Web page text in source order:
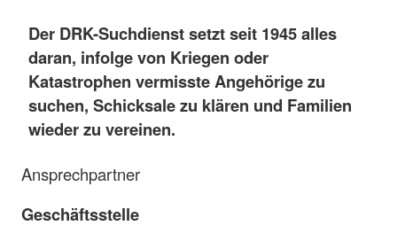
Der DRK-Suchdienst setzt seit 1945 alles
daran, infolge von Kriegen oder
Katastrophen vermisste Angehörige zu
suchen, Schicksale zu klären und Familien
wieder zu vereinen.
Ansprechpartner
Geschäftsstelle